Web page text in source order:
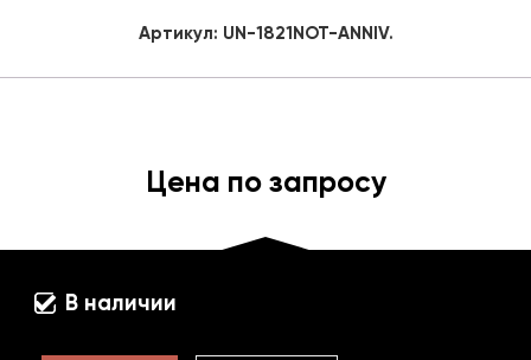
Артикул: UN-1821NOT-ANNIV.
Цена по запросу
В наличии